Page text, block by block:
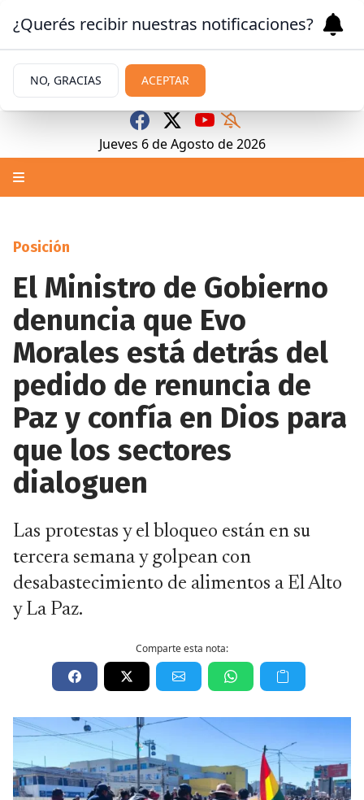
Jueves 6 de Agosto de 2026
Posición
El Ministro de Gobierno
denuncia que Evo
Morales está detrás del
pedido de renuncia de
Paz y confía en Dios para
que los sectores
dialoguen
Las protestas y el bloqueo están en su
tercera semana y golpean con
desabastecimiento de alimentos a El Alto
y La Paz.
Comparte esta nota:
¿Querés recibir nuestras notificaciones?
NO, GRACIAS ACEPTAR